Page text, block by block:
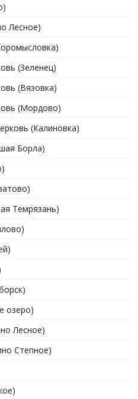
Лесное)
(Зеленец)
(Вязовка)
(Мордово)
(Калиновка)
Борла)
Темрязань)
озеро)
Лесное)
Степное)